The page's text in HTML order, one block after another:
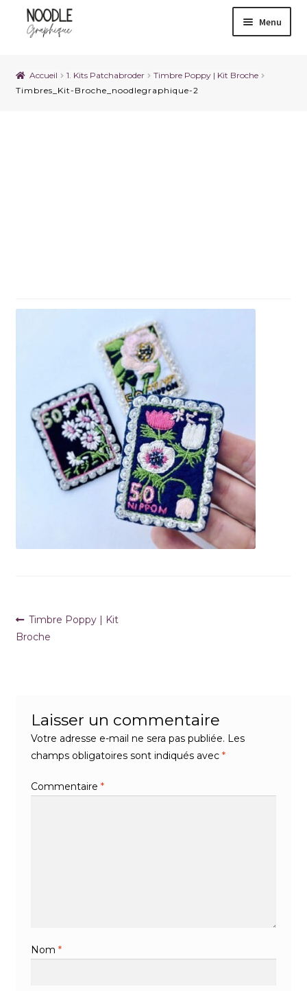
Menu
Accueil 1. Kits Patchabroder
Timbre Poppy | Kit Broche
Timbres_Kit-Broche_noodlegraphique-2
Navigation
de
Article
précédent :
Timbre Poppy | Kit
Broche
Laisser un commentaire
Votre adresse e-mail ne sera pas publiée. Les
champs obligatoires sont indiqués avec*
Commentaire*
Nom*